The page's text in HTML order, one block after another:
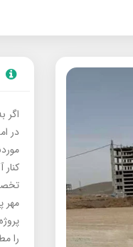
اگر
در
مهر
را